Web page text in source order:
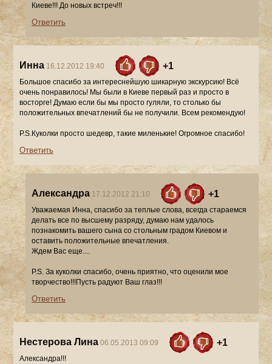
Киеве!!! До новых встреч!!!
Ответить
Инна 16.12.2012 19:40 +1
Большое спасибо за интереснейшую шикарную экскурсию! Всё
очень понравилось! Мы были в Киеве первый раз и просто в
восторге! Думаю если бы мы просто гуляли, то столько бы
положительных впечатлений бы не получили. Всем рекомендую!
P.S.Куколки просто шедевр, такие миленькие! Огромное спасибо!
Ответить
Александра 17.12.2012 21:10 +1
Уважаемая Инна, спасибо за теплые слова, всегда стараемся
делать все по высшему разряду, думаю нам удалось
познакомить вашего сына со стольным градом Киевом и
оставить положительные впечатления.
Ждем Вас еще....
P.S. За куколки спасибо, очень приятно, что оценили мое
творчество!!!Пусть радуют Ваш глаз!!!
Ответить
Нестерова Лина 06.05.2013 09:09 +1
Александра!!!